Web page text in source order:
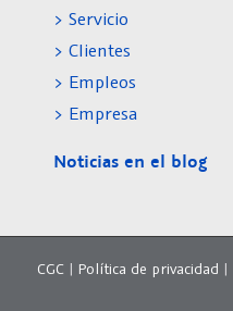
> Servicio
> Clientes
> Empleos
> Empresa
Noticias en el blog
CGC| Política de privacidad |